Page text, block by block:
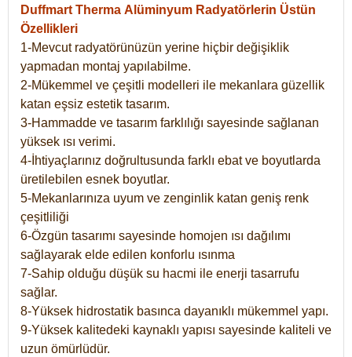
Duffmart Therma Alüminyum Radyatörlerin Üstün
Özellikleri
1-Mevcut radyatörünüzün yerine hiçbir değişiklik
yapmadan montaj yapılabilme.
2-Mükemmel ve çeşitli modelleri ile mekanlara güzellik
katan eşsiz estetik tasarım.
3-Hammadde ve tasarım farklılığı sayesinde sağlanan
yüksek ısı verimi.
4-İhtiyaçlarınız doğrultusunda farklı ebat ve boyutlarda
üretilebilen esnek boyutlar.
5-Mekanlarınıza uyum ve zenginlik katan geniş renk
çeşitliliği
6-Özgün tasarımı sayesinde homojen ısı dağılımı
sağlayarak elde edilen konforlu ısınma
7-Sahip olduğu düşük su hacmi ile enerji tasarrufu
sağlar.
8-Yüksek hidrostatik basınca dayanıklı mükemmel yapı.
9-Yüksek kalitedeki kaynaklı yapısı sayesinde kaliteli ve
uzun ömürlüdür.